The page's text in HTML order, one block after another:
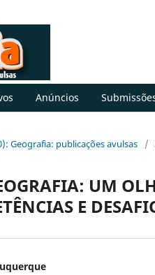
Anúncios
Geografia: publicações avulsas /
UM
E